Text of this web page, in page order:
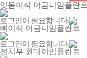
잇몸이식 어금니임플란트
로그인이 필요합니다.
뼈이식 어금니임플란트
로그인이 필요합니다.
전치부 원데이임플란트